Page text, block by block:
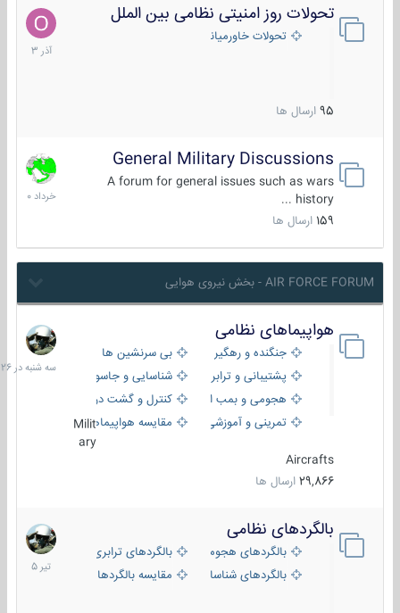
تحولات روز امنیتی نظامی بین الملل
تحولات خاورمیانه
95 ارسال ها
21
آذر
1403
General Military Discussions
A forum for general issues such as wars
history ...
159 ارسال ها
10
خرداد
1400
AIR FORCE FORUM - بخش نیروی هوایی
هواپیماهای نظامی
جنگنده و رهگیر
بی سرنشین ها
پشتیبانی و ترابری
شناسایی و جاسوسی
هجومی و بمب افکن
کنترل و گشت دریایی
تمرینی و آموزشی
مقایسه هواپیماهاMilit
ary
Aircrafts
29,866 ارسال ها
سه
شنبه
در
بالگردهای نظامی
بالگردهای هجومی
بالگردهای ترابری
بالگردهای شناسایی
مقایسه بالگردها
22
تیر
1405